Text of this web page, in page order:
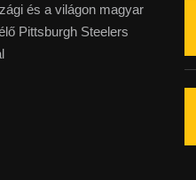
és a világon magyar
Pittsburgh Steelers